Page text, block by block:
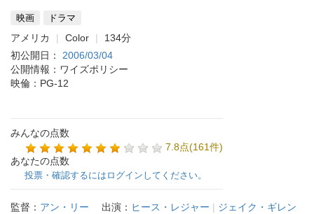
映画 ドラマ
アメリカ Color
134分
初公開日： 2006/03/04
公開情報：ワイズポリシー
映倫：PG-12
みんなの点数
7.8点(161件)
あなたの点数
投票・確認するにはログインしてください。
監督： アン・リー 出演： ヒース・レジャー | ジェイク・ギレン